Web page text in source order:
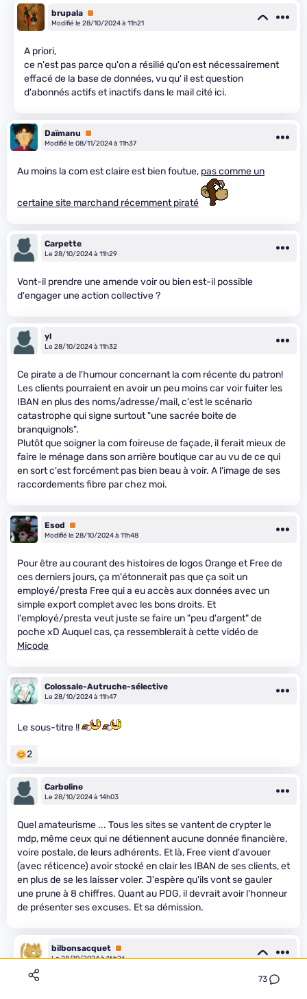
73
brupala Premium
Modifié le 28/10/2024 à 11h21
A priori,
ce n'est pas parce qu'on a résilié qu'on est nécessairement
effacé de la base de données, vu qu' il est question
d'abonnés actifs et inactifs dans le mail cité ici.
Daïmanu
Premium
Modifié le 08/11/2024 à 11h37
Au moins la com est claire est bien foutue, pas comme un
certaine site marchand récemment piraté
Carpette
Le 28/10/2024 à 11h29
Vont-il prendre une amende voir ou bien est-il possible
d'engager une action collective ?
yl
Le 28/10/2024 à 11h32
Ce pirate a de l'humour concernant la com récente du patron!
Les clients pourraient en avoir un peu moins car voir fuiter les
IBAN en plus des noms/adresse/mail, c'est le scénario
catastrophe qui signe surtout "une sacrée boite de
branquignols".
Plutôt que soigner la com foireuse de façade, il ferait mieux de
faire le ménage dans son arrière boutique car au vu de ce qui
en sort c'est forcément pas bien beau à voir. A l'image de ses
raccordements fibre par chez moi.
Esod
Premium
Modifié le 28/10/2024 à 11h48
Pour être au courant des histoires de logos Orange et Free de
ces derniers jours, ça m'étonnerait pas que ça soit un
employé/presta Free qui a eu accès aux données avec un
simple export complet avec les bons droits. Et
l'employé/presta veut juste se faire un "peu d'argent" de
poche xD Auquel cas, ça ressemblerait à cette vidéo de
Micode
Colossale-Autruche-sélective
Le 28/10/2024 à 11h47
Le sous-titre !!
2
Carboline
Le 28/10/2024 à 14h03
Quel amateurisme ... Tous les sites se vantent de crypter le
mdp, même ceux qui ne détiennent aucune donnée financière,
voire postale, de leurs adhérents. Et là, Free vient d'avouer
(avec réticence) avoir stocké en clair les IBAN de ses clients, et
en plus de se les laisser voler. J'espère qu'ils vont se gauler
une prune à 8 chiffres. Quant au PDG, il devrait avoir l'honneur
de présenter ses excuses. Et sa démission.
bilbonsacquet Premium
Le 28/10/2024 à 16h26
Cela ne veut pas dire que les données ne sont pas stockées